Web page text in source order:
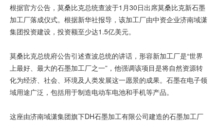
根据官方公告，莫桑比克总统查波于1月30日出席莫桑比克新石墨
加工厂落成仪式。根据新华社报导，该加工厂由中资企业济南域潇
集团投资建设，投资额至少达1.5亿美元。
莫桑比克总统府公告引述查波总统的讲话，形容新加工厂是“世界
上最好、最大的石墨加工厂之一”，他强调该项目是将自然资源转
化为经济、社会、环境及人类发展这一愿景的成果。石墨在电子领
域用途广泛，包括用于制造电动车电池和手机等产品。
这座由济南域潇集团旗下DH石墨加工有限公司建造的石墨加工厂